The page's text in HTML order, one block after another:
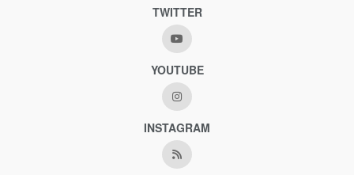
TWITTER
YOUTUBE
INSTAGRAM